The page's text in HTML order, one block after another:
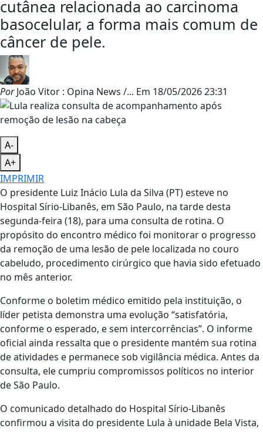
cutânea relacionada ao carcinoma
basocelular, a forma mais comum de
câncer de pele.
PorJoão Vitor : Opina News /... Em 18/05/2026 23:31
A-
A+
IMPRIMIR
O presidente Luiz Inácio Lula da Silva (PT) esteve no
Hospital Sírio-Libanês, em São Paulo, na tarde desta
segunda-feira (18), para uma consulta de rotina. O
propósito do encontro médico foi monitorar o progresso
da remoção de uma lesão de pele localizada no couro
cabeludo, procedimento cirúrgico que havia sido efetuado
no mês anterior.
Conforme o boletim médico emitido pela instituição, o
líder petista demonstra uma evolução “satisfatória,
conforme o esperado, e sem intercorrências”. O informe
oficial ainda ressalta que o presidente mantém sua rotina
de atividades e permanece sob vigilância médica. Antes da
consulta, ele cumpriu compromissos políticos no interior
de São Paulo.
O comunicado detalhado do Hospital Sírio-Libanês
confirmou a visita do presidente Lula à unidade Bela Vista,